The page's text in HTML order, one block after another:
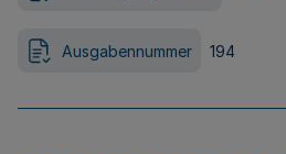
Ausgabennummer 194